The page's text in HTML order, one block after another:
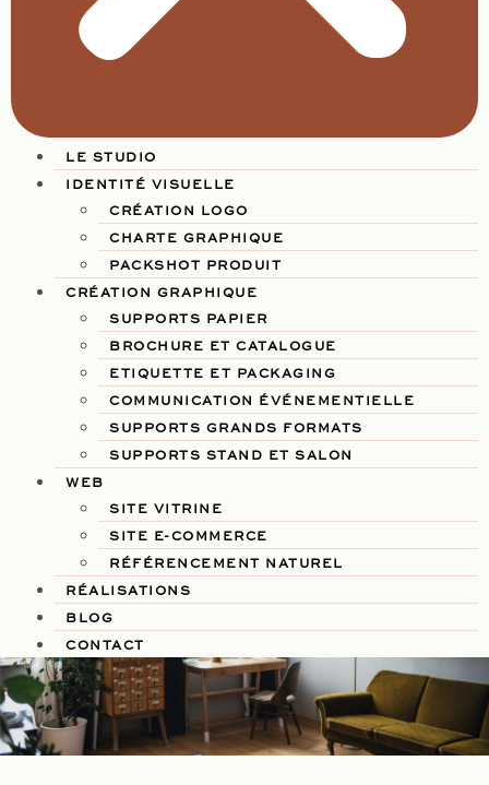
LE STUDIO
IDENTITÉ VISUELLE
CRÉATION LOGO
CHARTE GRAPHIQUE
PACKSHOT PRODUIT
CRÉATION GRAPHIQUE
SUPPORTS PAPIER
BROCHURE ET CATALOGUE
ETIQUETTE ET PACKAGING
COMMUNICATION ÉVÉNEMENTIELLE
SUPPORTS GRANDS FORMATS
SUPPORTS STAND ET SALON
WEB
SITE VITRINE
SITE E-COMMERCE
RÉFÉRENCEMENT NATUREL
RÉALISATIONS
BLOG
CONTACT